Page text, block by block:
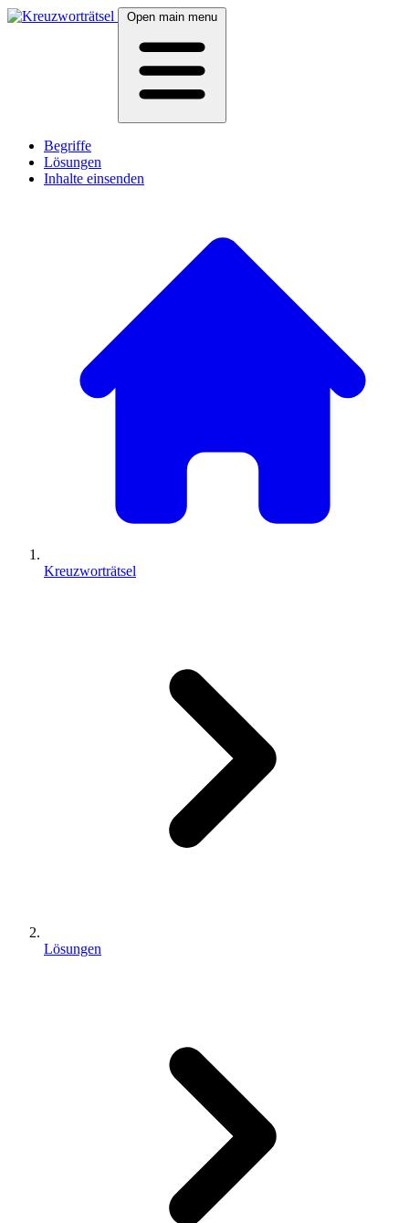
Open main menu
Begriffe
Lösungen
Inhalte einsenden
Kreuzworträtsel
Lösungen